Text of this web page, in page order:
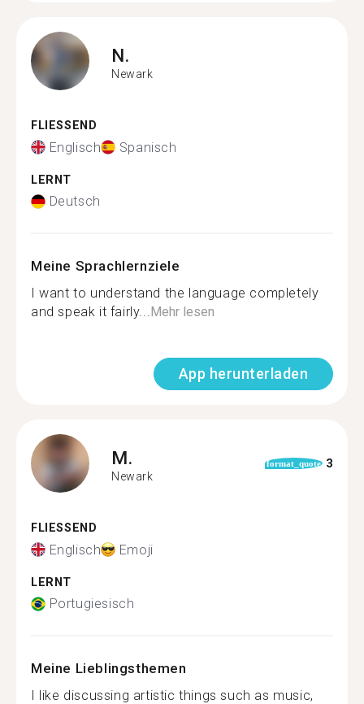
N.
Newark
FLIESSEND
Englisch Spanisch
LERNT
Deutsch
Meine Sprachlernziele
I want to understand the language completely
and speak it fairly...Mehr lesen
App herunterladen
M.
Newark
format_quote 3
FLIESSEND
Englisch Emoji
LERNT
Portugiesisch
Meine Lieblingsthemen
I like discussing artistic things such as music,